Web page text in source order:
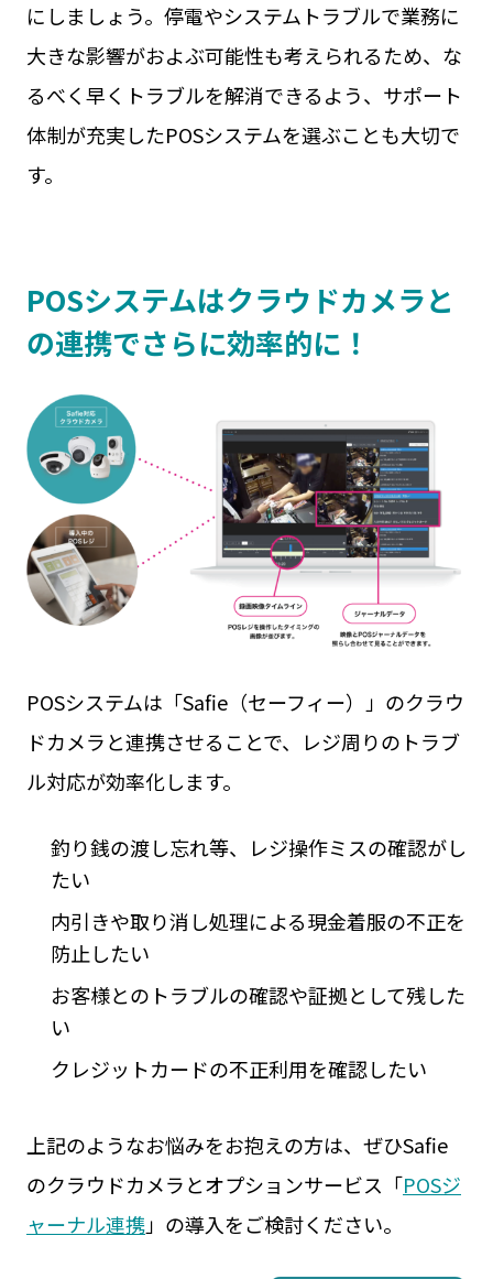
にしましょう。停電やシステムトラブルで業務に
大きな影響がおよぶ可能性も考えられるため、な
るべく早くトラブルを解消できるよう、サポート
体制が充実したPOSシステムを選ぶことも大切で
す。
POSシステムはクラウドカメラと
の連携でさらに効率的に！
POSシステムは「Safie（セーフィー）」のクラウ
ドカメラと連携させることで、レジ周りのトラブ
ル対応が効率化します。
釣り銭の渡し忘れ等、レジ操作ミスの確認がし
たい
内引きや取り消し処理による現金着服の不正を
防止したい
お客様とのトラブルの確認や証拠として残した
い
クレジットカードの不正利用を確認したい
上記のようなお悩みをお抱えの方は、ぜひSafie
のクラウドカメラとオプションサービス「POSジ
ャーナル連携」の導入をご検討ください。